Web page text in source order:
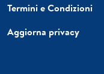
Termini e Condizioni
Aggiorna privacy